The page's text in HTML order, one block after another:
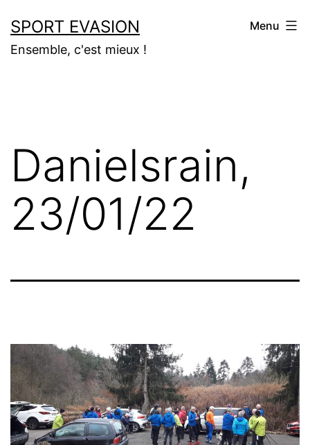
au
contenu
SPORT EVASION
Ensemble, c'est mieux !
Menu
Danielsrain,
23/01/22